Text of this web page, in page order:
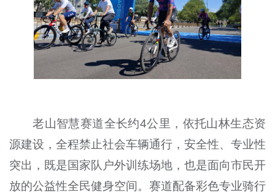
老山智慧赛道全长约4公里，依托山林生态资
源建设，全程禁止社会车辆通行，安全性、专业性
突出，既是国家队户外训练场地，也是面向市民开
放的公益性全民健身空间。赛道配备彩色专业骑行